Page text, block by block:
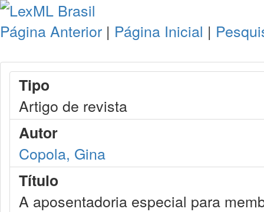
Página Anterior | Página Inicial |
Tipo
Artigo de revista
Autor
Copola, Gina
Título
A aposentadoria especial para